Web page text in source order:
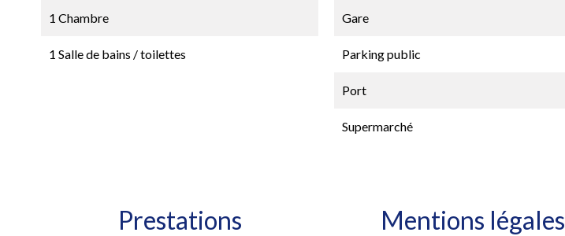
1 Chambre
1 Salle de bains / toilettes
Gare
Parking public
Port
Supermarché
Prestations Mentions légales